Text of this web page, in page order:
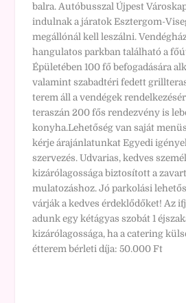
balra. Autóbusszal Újpest
indulnak a járatok Esztergom-
megállónál kell leszálni.
hangulatos parkban található a
Épületében 100 fő befogadására
valamint szabadtéri fedett
terem áll a vendégek
teraszán 200 fős rendezvény is
konyha.Lehetőség van saját
kérje árajánlatunkat Egyedi
szervezés. Udvarias, kedves
kizárólagossága biztosított a
mulatozáshoz. Jó parkolási
várják a kedves érdeklődőket! Az
adunk egy kétágyas szobát 1
kizárólagossága, ha a catering
étterem bérleti díja: 50.000 Ft